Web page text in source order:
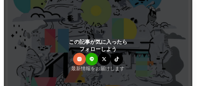
この記事が気に入ったら
フォローしよう
最新情報をお届けします